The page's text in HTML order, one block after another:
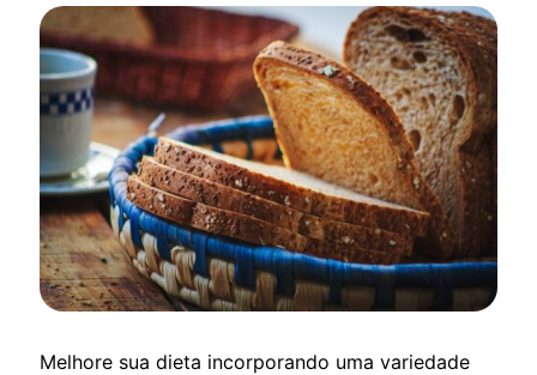
Melhore sua dieta incorporando uma variedade